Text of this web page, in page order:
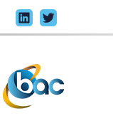
Aller
au